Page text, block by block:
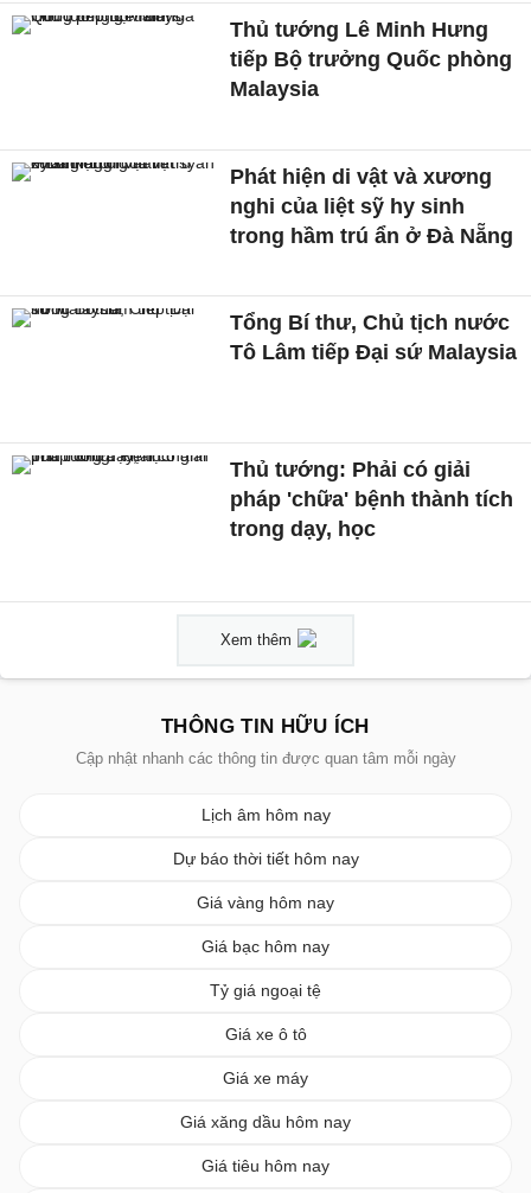
Thủ tướng Lê Minh Hưng
tiếp Bộ trưởng Quốc phòng
Malaysia
Phát hiện di vật và xương
nghi của liệt sỹ hy sinh
trong hầm trú ẩn ở Đà Nẵng
Tổng Bí thư, Chủ tịch nước
Tô Lâm tiếp Đại sứ Malaysia
Thủ tướng: Phải có giải
pháp 'chữa' bệnh thành tích
trong dạy, học
Xem thêm
THÔNG TIN HỮU ÍCH
Cập nhật nhanh các thông tin được quan tâm mỗi ngày
Lịch âm hôm nay
Dự báo thời tiết hôm nay
Giá vàng hôm nay
Giá bạc hôm nay
Tỷ giá ngoại tệ
Giá xe ô tô
Giá xe máy
Giá xăng dầu hôm nay
Giá tiêu hôm nay